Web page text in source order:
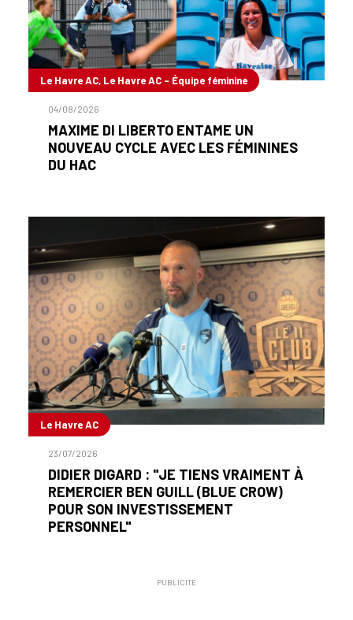
Le Havre AC, Le Havre AC - Équipe féminine
04/08/2026
MAXIME DI LIBERTO ENTAME UN
NOUVEAU CYCLE AVEC LES FÉMININES
DU HAC
Le Havre AC
23/07/2026
DIDIER DIGARD : "JE TIENS VRAIMENT À
REMERCIER BEN GUILL (BLUE CROW)
POUR SON INVESTISSEMENT
PERSONNEL"
PUBLICITÉ